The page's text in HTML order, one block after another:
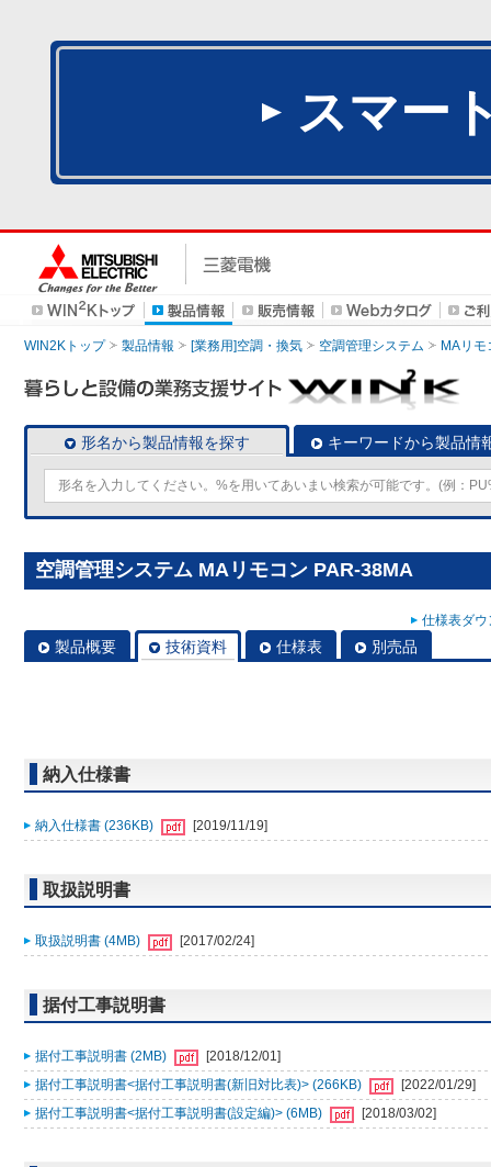
スマー
WIN2Kトップ 製品情報 [業務用]空調・換気 空調管理システム MAリモ
形名から製品情報を探す キーワードから製品情
空調管理システム MAリモコン PAR-38MA
仕様表ダ
製品概要 技術資料 仕様表 別売品
納入仕様書
納入仕様書 (236KB) [2019/11/19]
取扱説明書
取扱説明書 (4MB) [2017/02/24]
据付工事説明書
据付工事説明書 (2MB)
[2018/12/01]
据付工事説明書<据付工事説明書(新旧対比表)> (266KB)
[2022/01/29]
据付工事説明書<据付工事説明書(設定編)> (6MB)
[2018/03/02]